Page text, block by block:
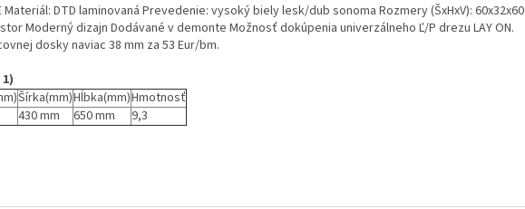
Materiál: DTD laminovaná Prevedenie: vysoký biely lesk/dub sonoma Rozmery (ŠxHxV): 60x32x60
Moderný dizajn Dodávané v demonte Možnosť dokúpenia univerzálneho Ľ/P drezu LAY ON.
dosky naviac 38 mm za 53 Eur/bm.
Šírka(mm)Hĺbka(mm)Hmotnosť
430 mm 650 mm 9,3